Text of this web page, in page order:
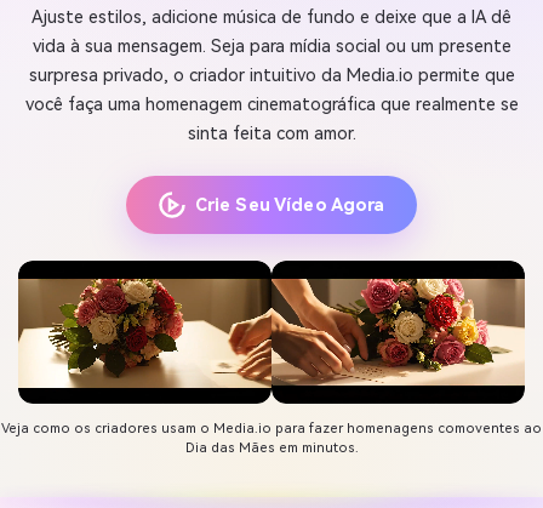
Ajuste estilos, adicione música de fundo e deixe que a IA dê
vida à sua mensagem. Seja para mídia social ou um presente
surpresa privado, o criador intuitivo da Media.io permite que
você faça uma homenagem cinematográfica que realmente se
sinta feita com amor.
Crie Seu Vídeo Agora
Veja como os criadores usam o Media.io para fazer homenagens comoventes ao
Dia das Mães em minutos.